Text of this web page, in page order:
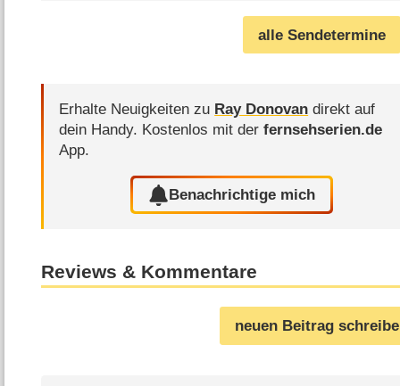
alle Sendetermine
Erhalte Neuigkeiten zu Ray Donovan direkt auf
dein Handy. Kostenlos mit derfernsehserien.de
App.
Benachrichtige mich
Reviews & Kommentare
neuen Beitrag